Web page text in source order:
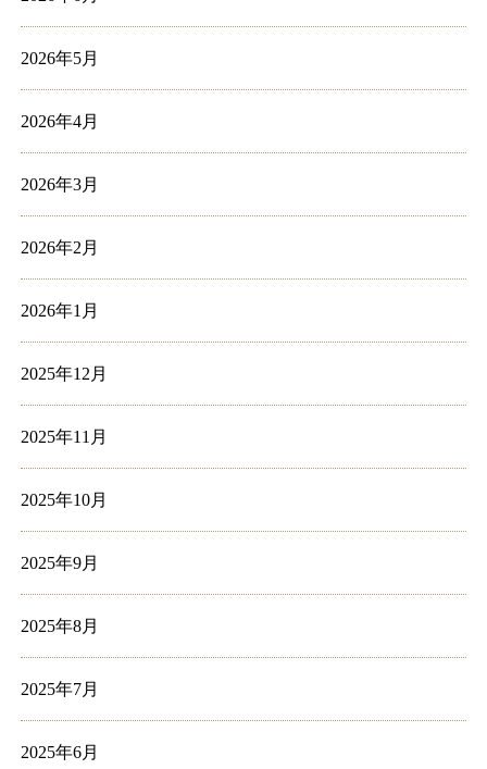
2026年5月
2026年4月
2026年3月
2026年2月
2026年1月
2025年12月
2025年11月
2025年10月
2025年9月
2025年8月
2025年7月
2025年6月